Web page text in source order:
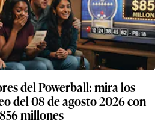
del Powerball: mira los
del 08 de agosto 2026 con
millones